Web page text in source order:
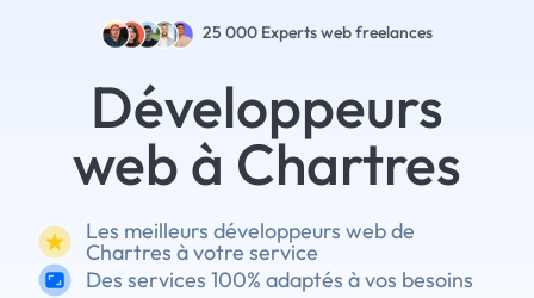
25 000 Experts web freelances
Développeurs
web à Chartres
Les meilleurs développeurs web de
Chartres à votre service
Des services 100% adaptés à vos besoins